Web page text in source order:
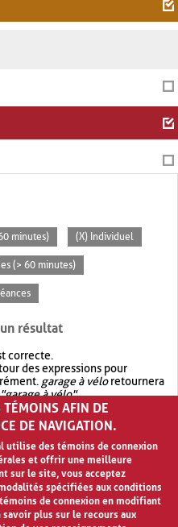
minutes) (X) Individuel
(> 60 minutes)
résultat
correcte.
des expressions pour
garage à véloretournera
"garage à vélo".
avec OR.garage OR vélo
quegarage à vélo
TÉMOINS AFIN DE
DE NAVIGATION.
utilise des témoins de connexion
et offrir une meilleure
sur le site, vous acceptez
spécifiées aux conditions
de connexion en modifiant
plus sur le recours aux